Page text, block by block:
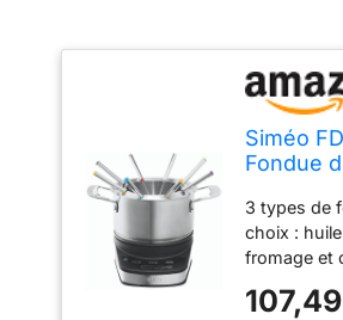
Siméo
Fondue
3 types de
choix :
fromage et